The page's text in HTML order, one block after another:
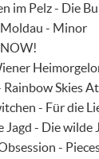
im Pelz - Die
Moldau - Minor
NOW!
Rainbow Skies
- Für die
Jagd - Die wilde
-